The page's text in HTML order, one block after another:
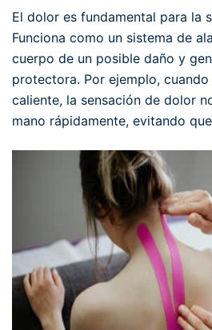
El dolor es fundamental para la
Funciona como un sistema de
cuerpo de un posible daño y
protectora. Por ejemplo,
caliente, la sensación de dolor
mano rápidamente, evitando